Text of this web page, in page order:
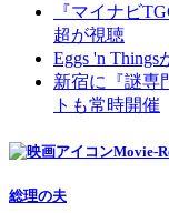
『マイナビ
超が視聴
Eggs 'n
新宿に『謎専
トも常時開催
Movie-
総理の夫